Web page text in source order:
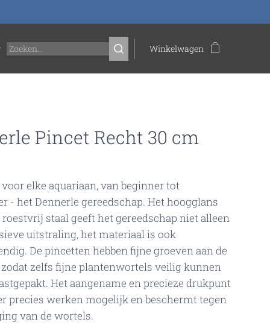
Winkelwagen
Pincet Recht 30 cm
elke aquariaan, van beginner tot
- het Dennerle gereedschap. Het hoogglans
staal geeft het gereedschap niet alleen
uitstraling, het materiaal is ook
De pincetten hebben fijne groeven aan de
zelfs fijne plantenwortels veilig kunnen
Het aangename en precieze drukpunt
precies werken mogelijk en beschermt tegen
van de wortels.